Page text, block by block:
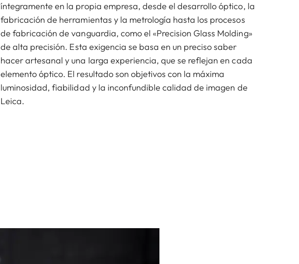
íntegramente en la propia empresa, desde el desarrollo óptico, la
fabricación de herramientas y la metrología hasta los procesos
de fabricación de vanguardia, como el «Precision Glass Molding»
de alta precisión. Esta exigencia se basa en un preciso saber
hacer artesanal y una larga experiencia, que se reflejan en cada
elemento óptico. El resultado son objetivos con la máxima
luminosidad, fiabilidad y la inconfundible calidad de imagen de
Leica.